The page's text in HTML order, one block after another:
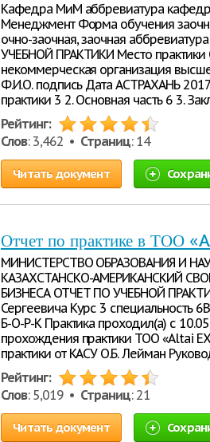
Кафедра МиМ аббревиатура
Менеджмент Форма обучения заочная
очно-заочная, заочная
УЧЕБНОЙ ПРАКТИКИ Место практики
некоммерческая организация
Ф.И.О. подпись Дата АСТРАХАНЬ
практики 3 2. Основная часть 6 3.
Рейтинг:
Слов: 3,462 • Страниц: 14
Читать документ
Отчет по практике в ТОО
МИНИСТЕРСТВО ОБРАЗОВАНИЯ И
КАЗАХСТАНСКО-АМЕРИКАНСКИЙ
БИЗНЕСА ОТЧЕТ ПО УЧЕБНОЙ
Сергеевича Курс 3 специальность
Б-О-Р-К Практика проходил(а) с
прохождения практики ТОО «Altai
практики от КАСУ О.Б. Лейман
Рейтинг:
Слов: 5,019 • Страниц: 21
Читать документ